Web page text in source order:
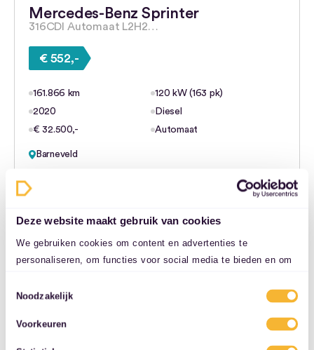
Deze website maakt gebruik van cookies
We gebruiken cookies om content en advertenties te
personaliseren, om functies voor social media te bieden en om
uw gebruik van onze site met onze partners voor social media,
combineren met andere informatie die u aan ze heeft verstrekt
of die ze hebben verzameld op basis van uw gebruik van hun
Toestemmingsselectie
Noodzakelijk
Voorkeuren
Mercedes-Benz Sprinter
316CDI Automaat L2H2…
€ 552,-
161.866 km
120 kW (163 pk)
2020
Diesel
€ 32.500,-
Automaat
Barneveld